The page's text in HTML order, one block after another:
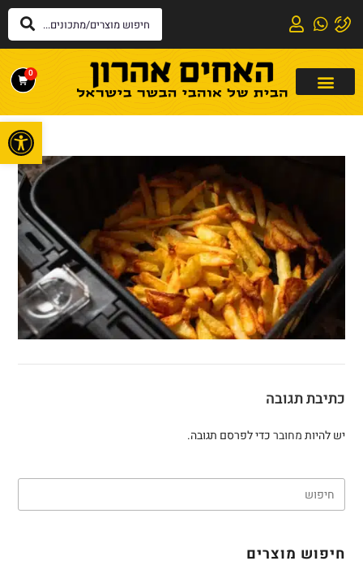
0
כתיבת תגובה
יש להיותמחוברכדי לפרסם תגובה.
חיפוש מוצרים